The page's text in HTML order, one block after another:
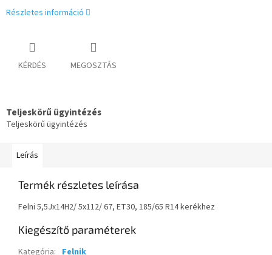
Részletes információ
KÉRDÉS MEGOSZTÁS
Teljeskörű ügyintézés
Teljeskörű ügyintézés
Leírás
Termék részletes leírása
Felni 5,5Jx14H2/ 5x112/ 67, ET30, 185/65 R14 kerékhez
Kiegészítő paraméterek
Kategória: Felnik